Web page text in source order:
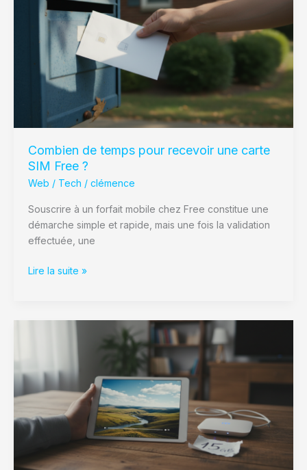
Combien de temps pour recevoir une carte
SIM Free ?
Web / Tech / clémence
Souscrire à un forfait mobile chez Free constitue une
démarche simple et rapide, mais une fois la validation
effectuée, une
temps
pour
recevoir
carte
Lire la suite »
faut-
regarder
un